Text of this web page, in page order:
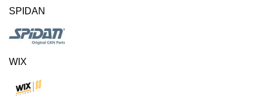
SPIDAN
WIX